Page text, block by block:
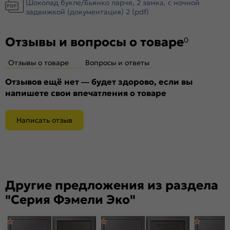
Крепление:
Верхний замок:
Border ЗВ 8-6/14
Класс замка:
Класс шумоизоляции:
3 класс ( 20-25 дБ)
Цилиндр:
цилиндровый механизм 45х35(В) ЦАМ
Накладка цилиндровая
наружная:
Накладка цилиндровая
внутренняя:
Ручка:
Ночная задвижка:
есть
Шоколад букле/Бьянко ларче, 2 замка, с ночной
задвижкой (документация) 2 (pdf)
Отзывы и вопросы о товаре0
Отзывы о товаре Вопросы и ответы
Отзывов ещё нет — будет здорово, если вы
напишете свои впечатления о товаре
Написать отзыв
Другие предложения из раздела
"Серия Фэмели Эко"